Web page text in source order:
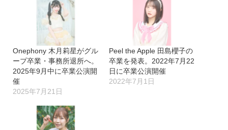
Onephony 木月莉星がグル
ープ卒業・事務所退所へ。
2025年9月中に卒業公演開
催
2025年7月21日
Peel the Apple 田島櫻子の
卒業を発表。2022年7月22
日に卒業公演開催
2022年7月1日